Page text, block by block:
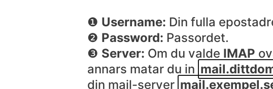
❶ Username: Din fulla
❷ Password: Passordet.
❸ Server: Om du valde IMAP
annars matar du in
din mail-server